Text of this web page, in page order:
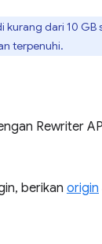
dari 10
terpenuhi.
Rewriter
berikan origin